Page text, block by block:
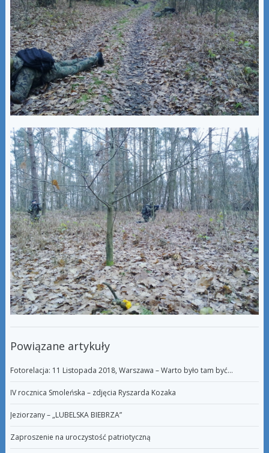
Powiązane artykuły
Fotorelacja: 11 Listopada 2018, Warszawa – Warto było tam być…
IV rocznica Smoleńska – zdjęcia Ryszarda Kozaka
Jeziorzany – „LUBELSKA BIEBRZA”
Zaproszenie na uroczystość patriotyczną